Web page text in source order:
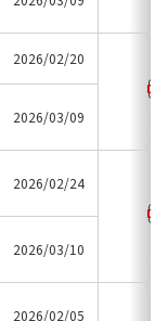
2026/02/20
2026/03/09
2026/02/24
2026/03/10
2026/02/05